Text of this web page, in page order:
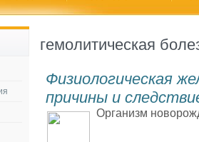
гемолитическая
Физиологическая
причины и
Организм